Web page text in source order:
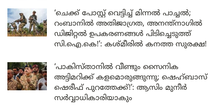
‘ചെക്ക് പോസ്റ്റ് വെട്ടിച്ച് മിന്നൽ പാച്ചൽ;
റംബാനിൽ അതിജാഗ്രത, അനന്ത്നാഗിൽ
ഡിജിറ്റൽ ഉപകരണങ്ങൾ പിടിച്ചെടുത്ത്
സി.ഐ.കെ!’: കശ്മീരിൽ കനത്ത സുരക്ഷ!
‘പാകിസ്താനിൽ വീണ്ടും സൈനിക
അട്ടിമറിക്ക് കളമൊരുങ്ങുന്നു; ഷെഹ്ബാസ്
ഷെരീഫ് പുറത്തേക്ക്!’: ആസിം മുനീർ
സർവ്വാധികാരിയാകും